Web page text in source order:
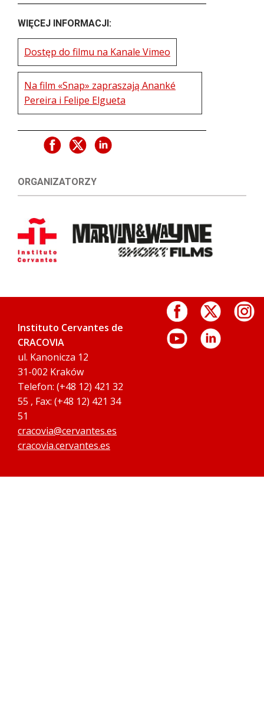
WIĘCEJ INFORMACJI:
Dostęp do filmu na Kanale Vimeo
Na film «Snap» zapraszają Ananké
Pereira i Felipe Elgueta
ORGANIZATORZY
Instituto Cervantes de
CRACOVIA
ul. Kanonicza 12
31-002 Kraków
Telefon: (+48 12) 421 32
55 , Fax: (+48 12) 421 34
51
cracovia@cervantes.es
cracovia.cervantes.es